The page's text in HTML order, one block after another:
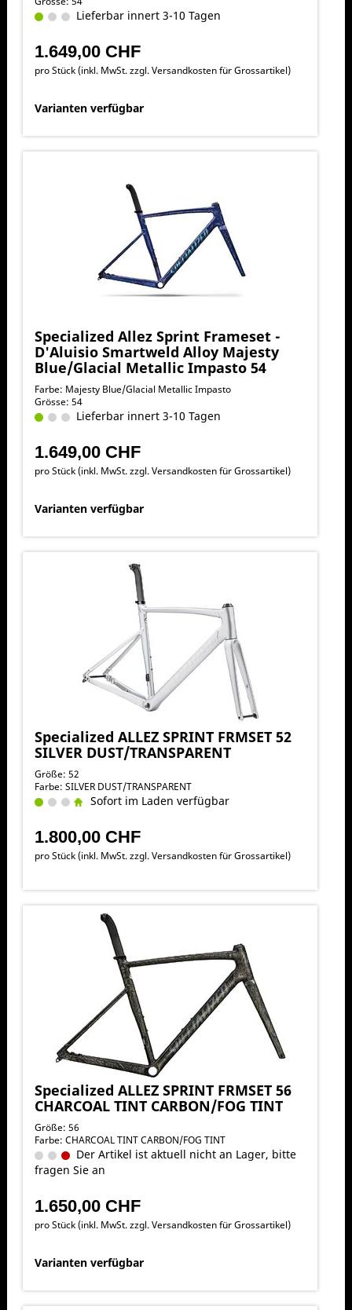
Lieferbar innert 3-10 Tagen
1.649,00 CHF
pro Stück (inkl. MwSt. zzgl.Versandkosten für Grossartikel)
Varianten verfügbar
Specialized Allez Sprint Frameset -
D'Aluisio Smartweld Alloy Majesty
Blue/Glacial Metallic Impasto 54
Farbe: Majesty Blue/Glacial Metallic Impasto
Grösse: 54
Lieferbar innert 3-10 Tagen
1.649,00 CHF
pro Stück (inkl. MwSt. zzgl.Versandkosten für Grossartikel)
Varianten verfügbar
Specialized ALLEZ SPRINT FRMSET 52
SILVER DUST/TRANSPARENT
Größe: 52
Farbe: SILVER DUST/TRANSPARENT
Sofort im Laden verfügbar
1.800,00 CHF
pro Stück (inkl. MwSt. zzgl.Versandkosten für Grossartikel)
Specialized ALLEZ SPRINT FRMSET 56
CHARCOAL TINT CARBON/FOG TINT
Größe: 56
Farbe: CHARCOAL TINT CARBON/FOG TINT
Der Artikel ist aktuell nicht an Lager, bitte
fragen Sie an
1.650,00 CHF
pro Stück (inkl. MwSt. zzgl.Versandkosten für Grossartikel)
Varianten verfügbar